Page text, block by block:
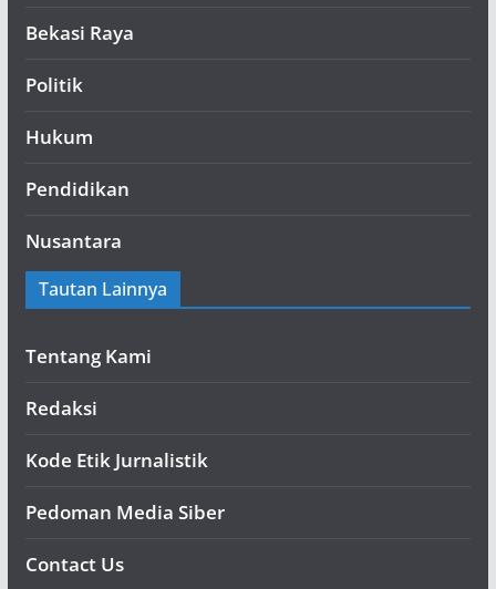
Bekasi Raya
Politik
Hukum
Pendidikan
Nusantara
Tautan Lainnya
Tentang Kami
Redaksi
Kode Etik Jurnalistik
Pedoman Media Siber
Contact Us